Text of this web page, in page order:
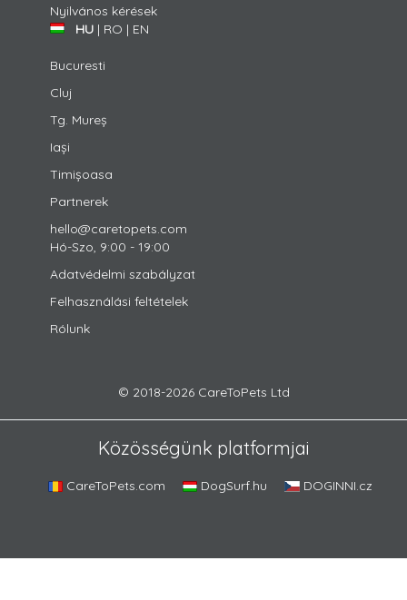
Nyilvános kérések
HU | RO | EN
Bucuresti
Cluj
Tg. Mureș
Iași
Timișoasa
Partnerek
hello@caretopets.com
Hó-Szo, 9:00 - 19:00
Adatvédelmi szabályzat
Felhasználási feltételek
Rólunk
© 2018-2026 CareToPets Ltd
Közösségünk platformjai
CareToPets.com DogSurf.hu DOGINNI.cz